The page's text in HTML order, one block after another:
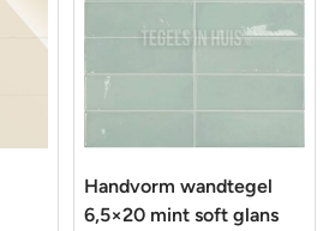
Handvorm wandtegel
6,5×20 mint soft glans